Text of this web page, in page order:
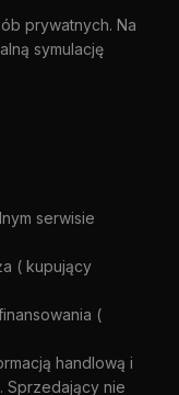
prywatnych. Na
symulację
serwisie
( kupujący
(
handlową i
Sprzedający nie